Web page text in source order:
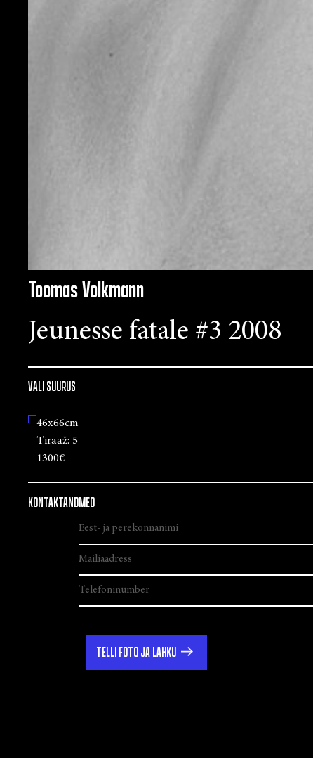
Toomas Volkmann
Jeunesse fatale #3 2008
VALI SUURUS
46x66cm
Tiraaž: 5
1300€
KONTAKTANDMED
TELLI FOTO JA LAHKU